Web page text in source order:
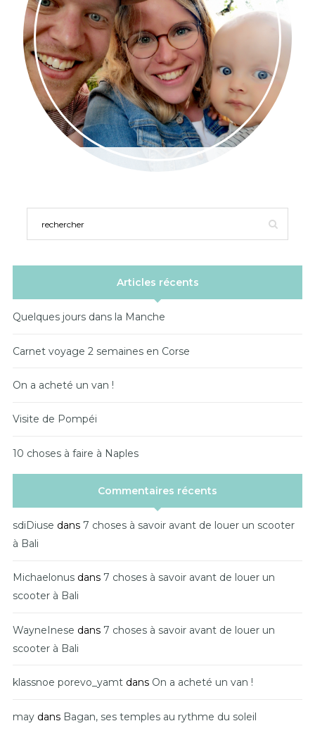
Articles récents
Quelques jours dans la Manche
Carnet voyage 2 semaines en Corse
On a acheté un van !
Visite de Pompéi
10 choses à faire à Naples
Commentaires récents
sdiDiuse dans 7 choses à savoir avant de louer un scooter
à Bali
Michaelonus dans 7 choses à savoir avant de louer un
scooter à Bali
WayneInese dans 7 choses à savoir avant de louer un
scooter à Bali
klassnoe porevo_yamt dans On a acheté un van !
may dans Bagan, ses temples au rythme du soleil